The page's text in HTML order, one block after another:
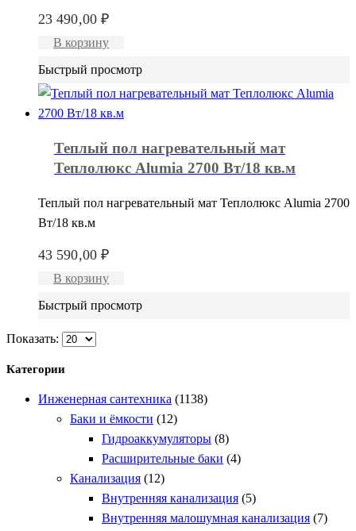
23 490,00 ₽
В корзину
Быстрый просмотр
Теплый пол нагревательный мат
Теплолюкс Alumia 2700 Вт/18 кв.м
Теплый пол нагревательный мат Теплолюкс Alumia 2700
Вт/18 кв.м
43 590,00 ₽
В корзину
Быстрый просмотр
Показать:
Категории
Инженерная сантехника (1138)
Баки и ёмкости (12)
Гидроаккумуляторы (8)
Расширительные баки (4)
Канализация (12)
Внутренняя канализация (5)
Внутренняя малошумная канализация (7)